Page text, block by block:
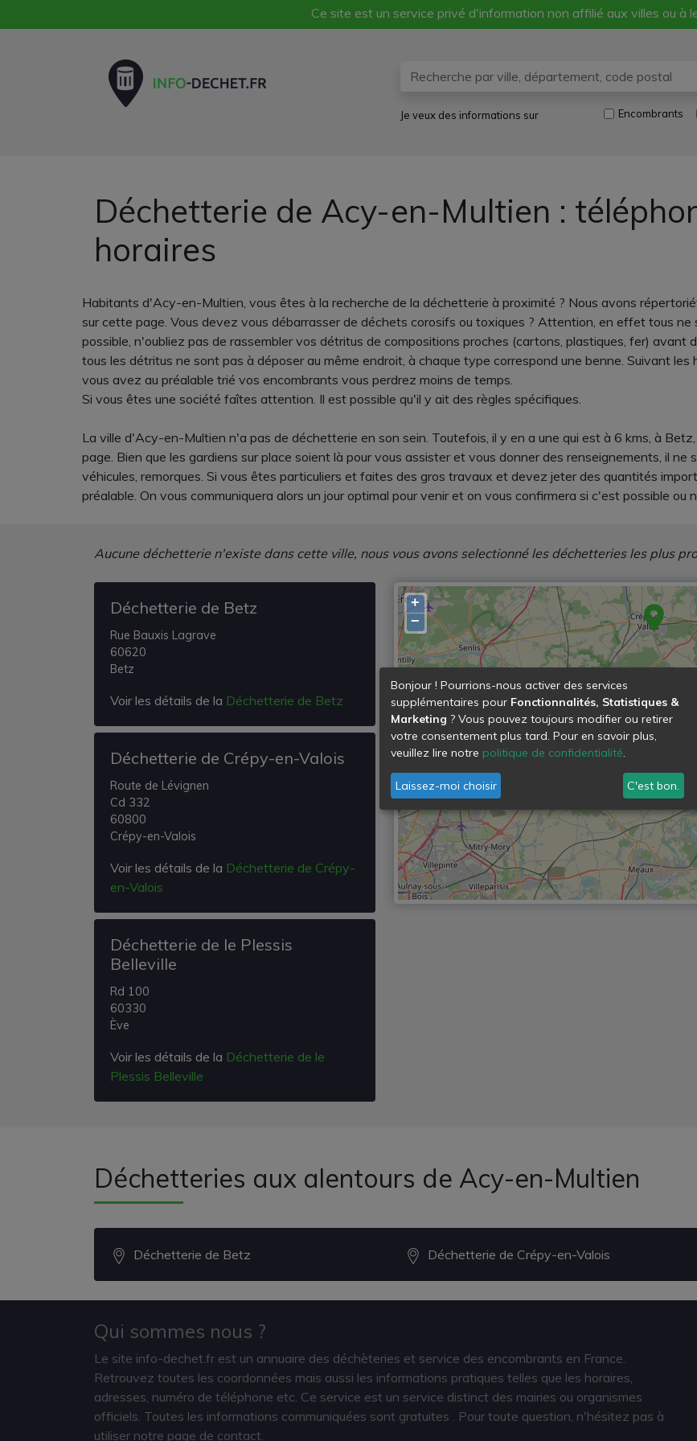
Ce site est un service privé d'information non affilié aux villes ou à
Je veux des informations sur Encombrants
Déchetterie de Acy-en-Multien :
horaires
Habitants d'Acy-en-Multien, vous êtes à la recherche de la déchetterie à proximité ? Nous avons répertorié
sur cette page. Vous devez vous débarrasser de déchets corosifs ou toxiques ? Attention, en effet tous
possible, n'oubliez pas de rassembler vos détritus de compositions proches (cartons, plastiques, fer)
tous les détritus ne sont pas à déposer au même endroit, à chaque type correspond une benne. Suivant
vous avez au préalable trié vos encombrants vous perdrez moins de temps.
Si vous êtes une société faîtes attention. Il est possible qu'il y ait des règles spécifiques.
La ville d'Acy-en-Multien n'a pas de déchetterie en son sein. Toutefois, il y en a une qui est à 6 kms, à
page. Bien que les gardiens sur place soient là pour vous assister et vous donner des renseignements, il
véhicules, remorques. Si vous êtes particuliers et faites des gros travaux et devez jeter des quantités
préalable. On vous communiquera alors un jour optimal pour venir et on vous confirmera si c'est possible ou
Aucune déchetterie n'existe dans cette ville, nous vous avons selectionné les déchetteries les plus
Déchetterie de Betz
Rue Bauxis Lagrave
60620
Betz
Voir les détails de la Déchetterie de Betz
Déchetterie de Crépy-en-Valois
Route de Lévignen
Cd 332
60800
Crépy-en-Valois
Voir les détails de la Déchetterie de Crépy-
en-Valois
Déchetterie de le Plessis
Belleville
Rd 100
60330
Ève
Voir les détails de la Déchetterie de le
Plessis Belleville
+
−
Déchetteries aux alentours de Acy-en-Multien
Déchetterie de Betz Déchetterie de Crépy-en-Valois
Qui sommes nous ?
Le site info-dechet.fr est un annuaire des déchèteries et service des encombrants en France.
Retrouvez toutes les coordonnées mais aussi les informations pratiques telles que les horaires,
adresses, numéro de téléphone etc. Ce service est un service distinct des mairies ou organismes
officiels. Toutes les informations communiquées sont gratuites . Pour toute question, n'hésitez pas à
utiliser notre page de contact.
Bonjour ! Pourrions-nous activer des services
supplémentaires pour Fonctionnalités, Statistiques &
Marketing ? Vous pouvez toujours modifier ou retirer
votre consentement plus tard. Pour en savoir plus,
veuillez lire notre politique de confidentialité.
Laissez-moi choisir C'est bon.